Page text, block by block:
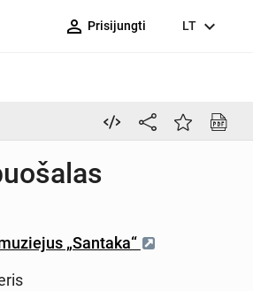
person_outline Prisijungti LT expand_more
„Santaka“